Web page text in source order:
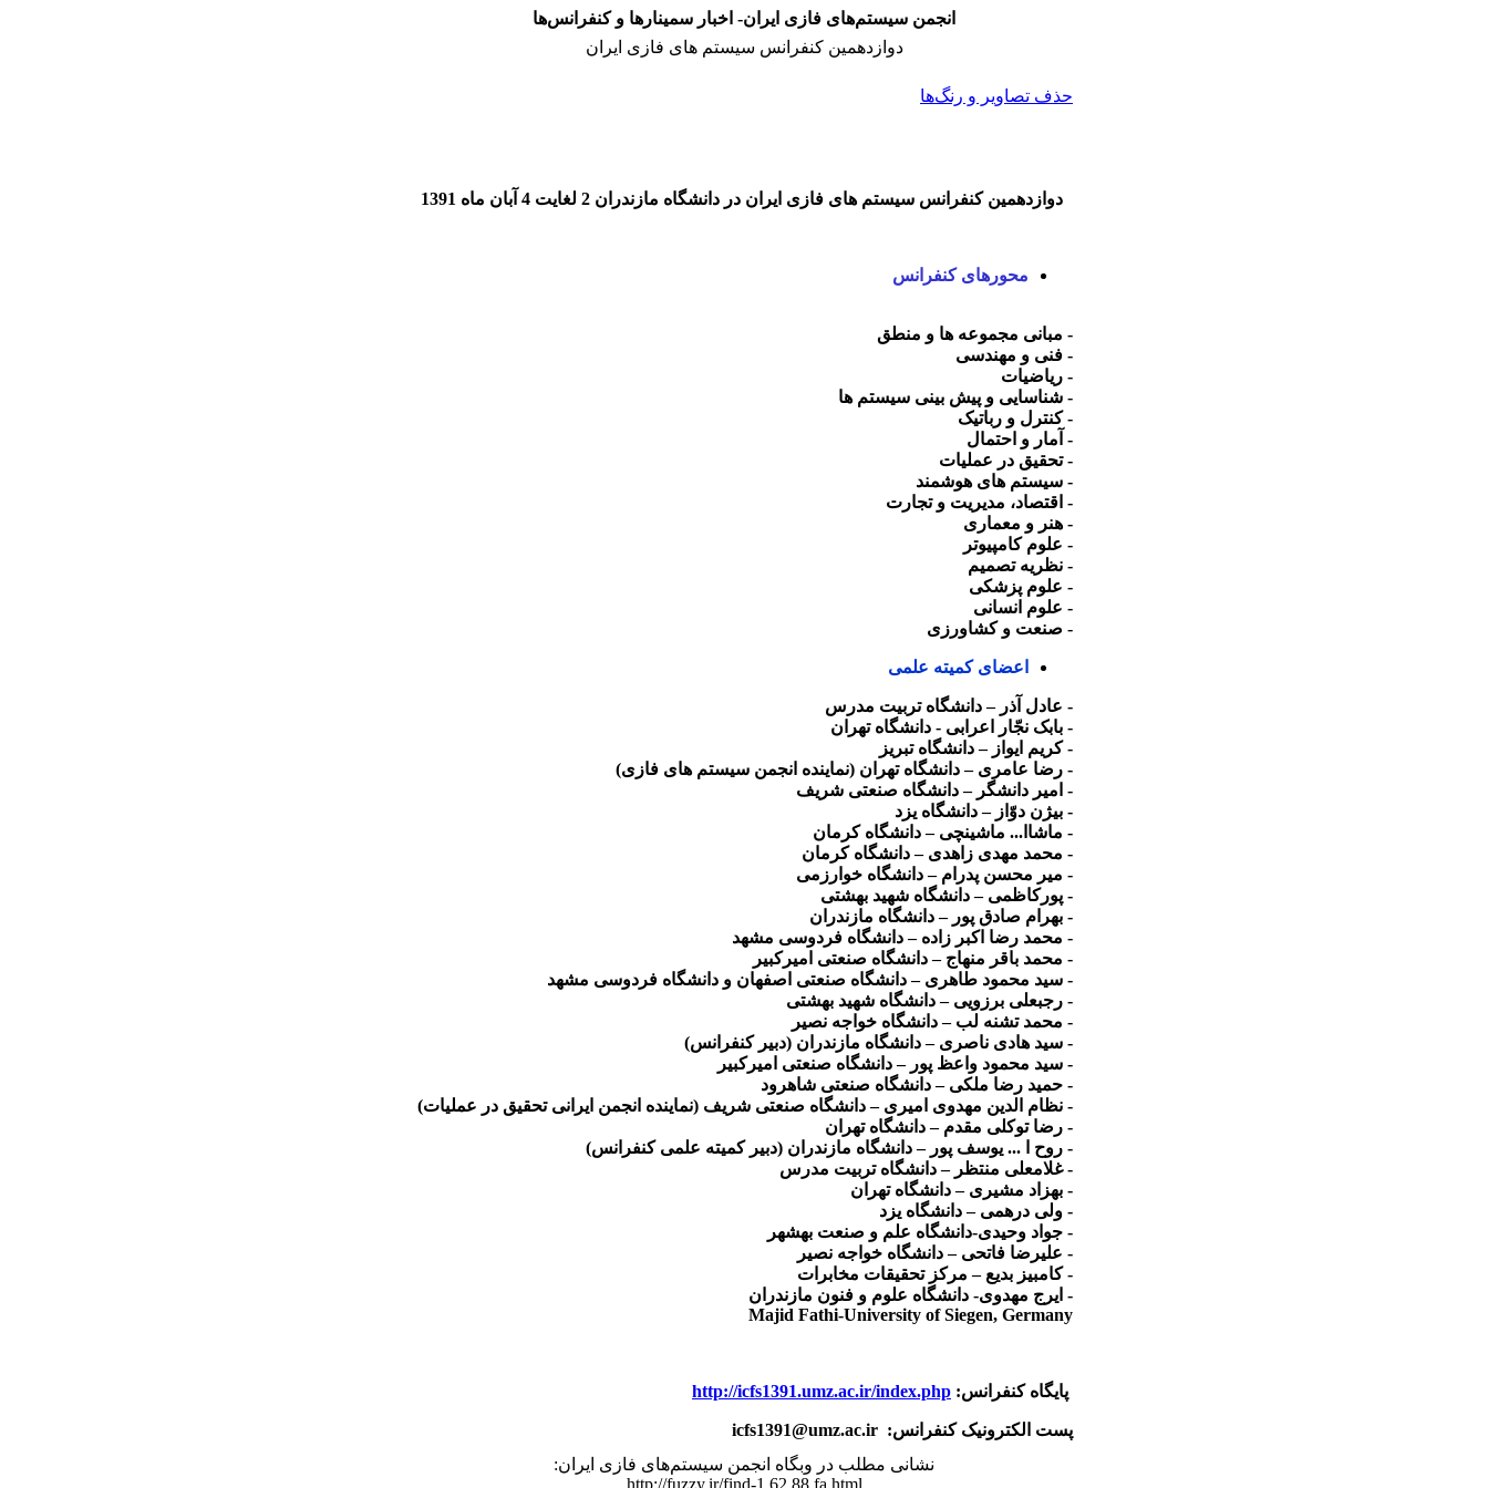
انجمن سیستم‌های فازی ایران- اخبار سمینارها و کنفرانس‌ها
دوازدهمین کنفرانس سیستم های فازی ایران
حذف تصاویر و رنگ‌ها
دوازدهمین کنفرانس سیستم های فازی ایران در دانشگاه مازندران 2 لغایت 4 آبان ماه 1391
محورهای کنفرانس
- مبانی مجموعه ها و منطق
- فنی و مهندسی
- ریاضیات
- شناسایی و پیش بینی سیستم ها
- کنترل و رباتیک
- آمار و احتمال
- تحقیق در عملیات
- سیستم های هوشمند
- اقتصاد، مدیریت و تجارت
- هنر و معماری
- علوم کامپیوتر
- نظریه تصمیم
- علوم پزشکی
- علوم انسانی
- صنعت و کشاورزی
اعضای کمیته علمی
- عادل آذر – دانشگاه تربیت مدرس
- بابک نجّار اعرابی - دانشگاه تهران
- کریم ایواز – دانشگاه تبریز
- رضا عامری – دانشگاه تهران (نماینده انجمن سیستم های فازی)
- امیر دانشگر – دانشگاه صنعتی شریف
- بیژن دوّاز – دانشگاه یزد
- ماشاا... ماشینچی – دانشگاه کرمان
- محمد مهدی زاهدی – دانشگاه کرمان
- میر محسن پدرام – دانشگاه خوارزمی
- پورکاظمی – دانشگاه شهید بهشتی
- بهرام صادق پور – دانشگاه مازندران
- محمد رضا اکبر زاده ‌– دانشگاه فردوسی مشهد
- محمد باقر منهاج – دانشگاه صنعتی امیرکبیر
- سید محمود طاهری – دانشگاه صنعتی اصفهان و دانشگاه فردوسی مشهد
- رجبعلی برزویی – دانشگاه شهید بهشتی
- محمد تشنه لب – دانشگاه خواجه نصیر
- سید هادی ناصری – دانشگاه مازندران (دبیر کنفرانس)
- سید محمود واعظ پور – دانشگاه صنعتی امیرکبیر
- حمید رضا ملکی – دانشگاه صنعتی شاهرود
- نظام الدین مهدوی امیری – دانشگاه صنعتی شریف (نماینده انجمن ایرانی تحقیق در عملیات)
- رضا توکلی مقدم – دانشگاه تهران
- روح ا ... یوسف پور – دانشگاه مازندران (دبیر کمیته علمی کنفرانس)
- غلامعلی منتظر – دانشگاه تربیت مدرس
- بهزاد مشیری – دانشگاه تهران
- ولی درهمی – دانشگاه یزد
- جواد وحیدی-دانشگاه علم و صنعت بهشهر
- علیرضا فاتحی – دانشگاه خواجه نصیر
- کامبیز بدیع – مرکز تحقیقات مخابرات
- ایرج مهدوی- دانشگاه علوم و فنون مازندران
Majid Fathi-University of Siegen, Germany
پایگاه کنفرانس: http://icfs1391.umz.ac.ir/index.php
پست الکترونیک کنفرانس:
نشانی مطلب در وبگاه انجمن سیستم‌های فازی ایران:
http://fuzzy.ir/find-1.62.88.fa.html